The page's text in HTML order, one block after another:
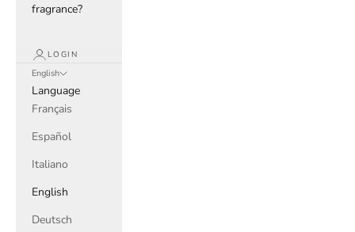
fragrance?
LOGIN
English
Language
Français
Español
Italiano
English
Deutsch